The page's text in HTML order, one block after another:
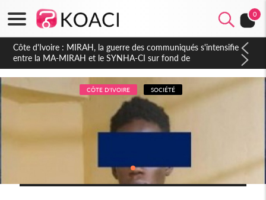
0
Côte d'Ivoire : Indépendance 2026, Thiam plaide pour un
environnement démocratique plus apaisé
CÔTE D'IVOIRE SOCIÉTÉ